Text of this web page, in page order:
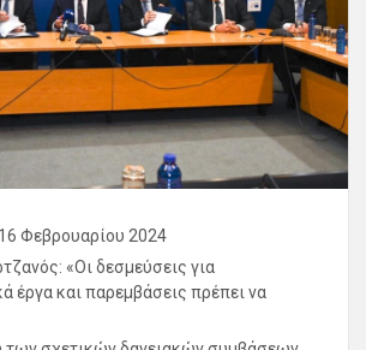
Φεβρουαρίου 2024
«Οι δεσμεύσεις για
έργα και παρεμβάσεις πρέπει να